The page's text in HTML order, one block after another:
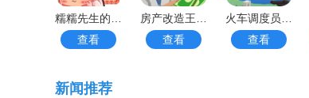
每个武将都有多种不同的培养路线升级装备
查看
查看
查看
新闻推荐